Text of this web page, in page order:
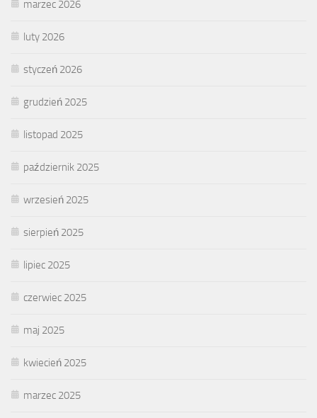
marzec 2026
luty 2026
styczeń 2026
grudzień 2025
listopad 2025
październik 2025
wrzesień 2025
sierpień 2025
lipiec 2025
czerwiec 2025
maj 2025
kwiecień 2025
marzec 2025